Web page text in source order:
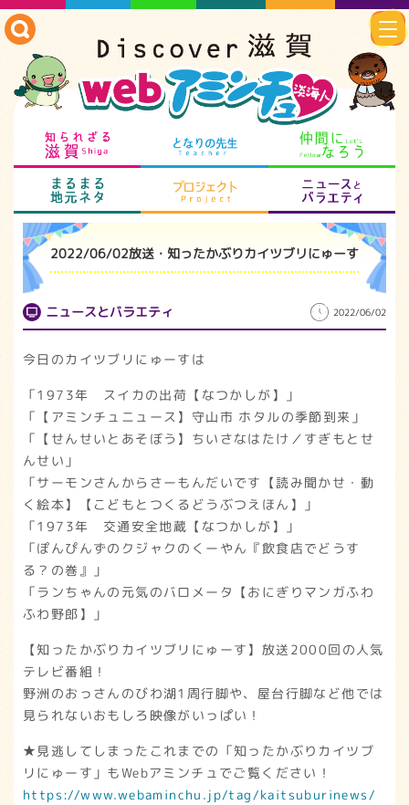
知られざる滋賀 となりの先生
まるまる地元ネタ プロジェクト
2022/06/02放送・知ったかぶりカイツブリにゅーす
ニュースとバラエティ 2022/06/02
今日のカイツブリにゅーすは
「1973年 スイカの出荷【なつかしが】」
「【アミンチュニュース】守山市 ホタルの季節到来」
「【せんせいとあそぼう】ちいさなはたけ／すぎもとせ
んせい」
「サーモンさんからさーもんだいです【読み聞かせ・動
く絵本】【こどもとつくるどうぶつえほん】」
「1973年 交通安全地蔵【なつかしが】」
「ぽんぴんずのクジャクのくーやん『飲食店でどうす
る？の巻』」
「ランちゃんの元気のバロメータ【おにぎりマンガふわ
ふわ野郎】」
【知ったかぶりカイツブリにゅーす】放送2000回の人気
テレビ番組！
野洲のおっさんのびわ湖1周行脚や、屋台行脚など他では
見られないおもしろ映像がいっぱい！
★見逃してしまったこれまでの「知ったかぶりカイツブ
リにゅーす」もWebアミンチュでご覧ください！
https://www.webaminchu.jp/tag/kaitsuburinews/